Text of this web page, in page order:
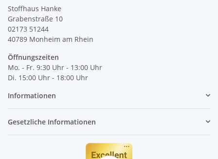
Stoffhaus Hanke
Grabenstraße 10
02173 51244
40789 Monheim am Rhein
Öffnungszeiten
Mo. - Fr. 9:30 Uhr - 13:00 Uhr
Di. 15:00 Uhr - 18:00 Uhr
Informationen
Gesetzliche Informationen